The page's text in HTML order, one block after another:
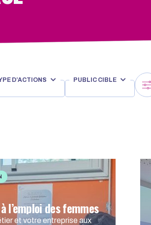
D’ACTIONS PUBLIC CIBLE
l’emploi des femmes
et votre entreprise aux